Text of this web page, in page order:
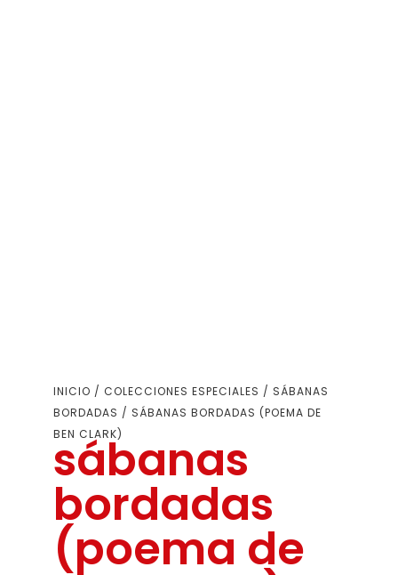
INICIO / COLECCIONES ESPECIALES / SÁBANAS
BORDADAS / SÁBANAS BORDADAS (POEMA DE
BEN CLARK)
sábanas
bordadas
(poema de